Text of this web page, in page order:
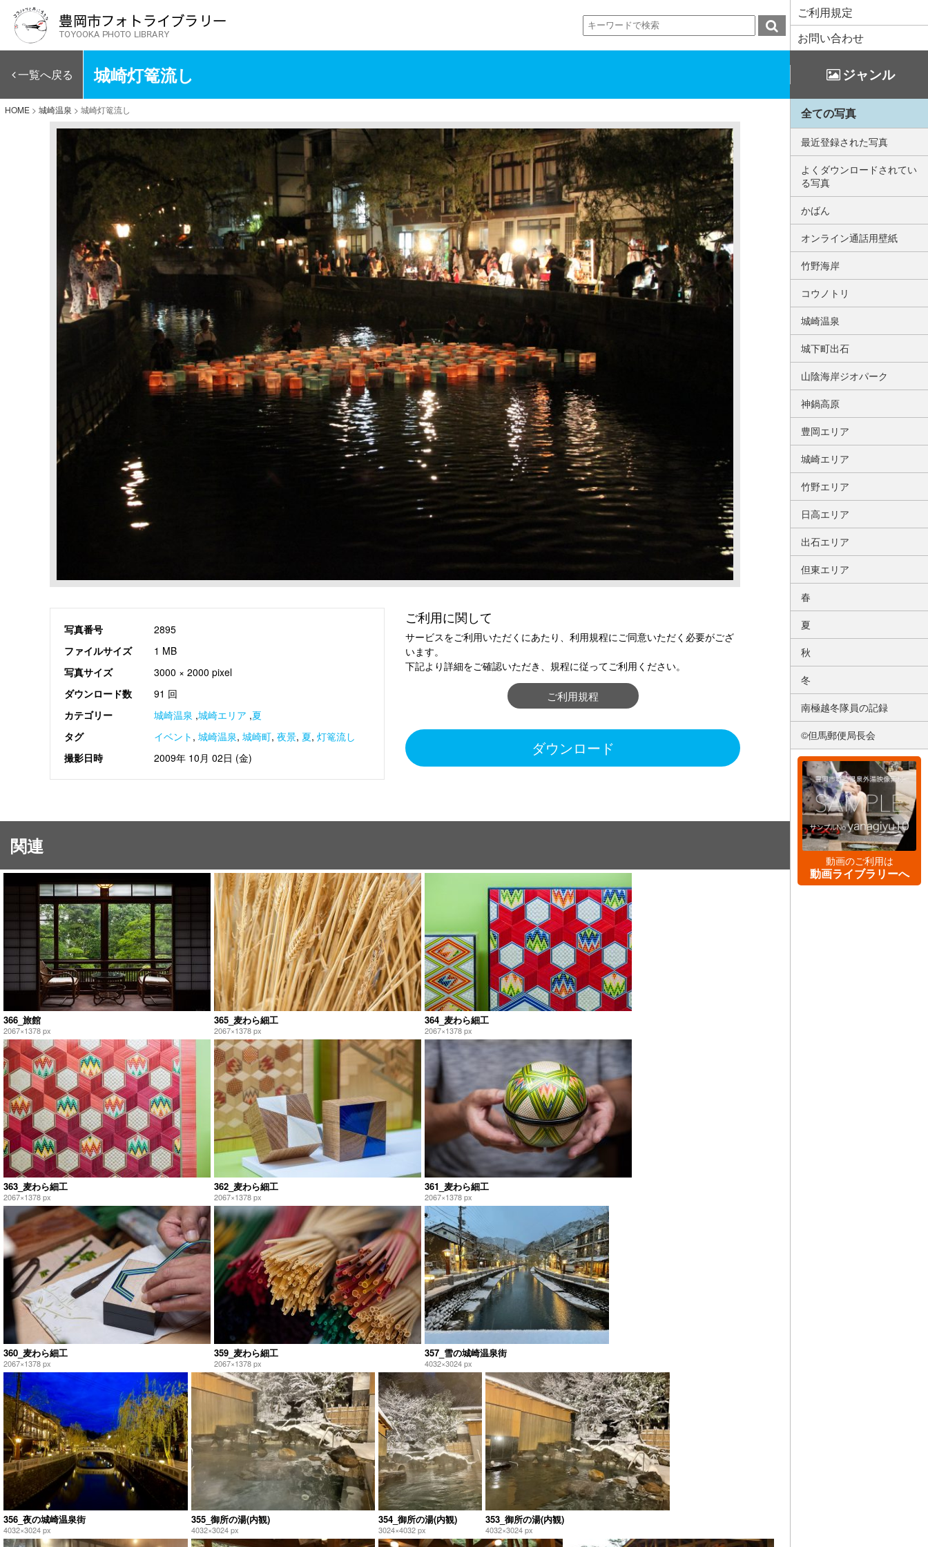
ご利用規定
お問い合わせ
一覧へ戻る 城崎灯篭流し ジャンル
HOME > 城崎温泉 > 城崎灯篭流し
写真番号
2895
ファイルサイズ
1 MB
写真サイズ
3000 × 2000 pixel
ダウンロード数
91 回
カテゴリー
城崎温泉 ,城崎エリア ,夏
タグ
イベント , 城崎温泉, 城崎町, 夜景, 夏, 灯篭流し
撮影日時
2009年 10月 02日 (金)
ご利用に関して
サービスをご利用いただくにあたり、利用規程にご同意いただく必要がござ
います。
下記より詳細をご確認いただき、規程に従ってご利用ください。
ご利用規程
ダウンロード
関連
366_旅館
2067×1378 px
365_麦わら細工
2067×1378 px
364_麦わら細工
2067×1378 px
363_麦わら細工
2067×1378 px
362_麦わら細工
2067×1378 px
361_麦わら細工
2067×1378 px
360_麦わら細工
2067×1378 px
359_麦わら細工
2067×1378 px
357_雪の城崎温泉街
4032×3024 px
356_夜の城崎温泉街
4032×3024 px
355_御所の湯(内観)
4032×3024 px
354_御所の湯(内観)
3024×4032 px
353_御所の湯(内観)
4032×3024 px
全ての写真
最近登録された写真
よくダウンロードされてい
る写真
かばん
オンライン通話用壁紙
竹野海岸
コウノトリ
城崎温泉
城下町出石
山陰海岸ジオパーク
神鍋高原
豊岡エリア
城崎エリア
竹野エリア
日高エリア
出石エリア
但東エリア
春
夏
秋
冬
南極越冬隊員の記録
©但馬郵便局長会
動画のご利用は
動画ライブラリーへ